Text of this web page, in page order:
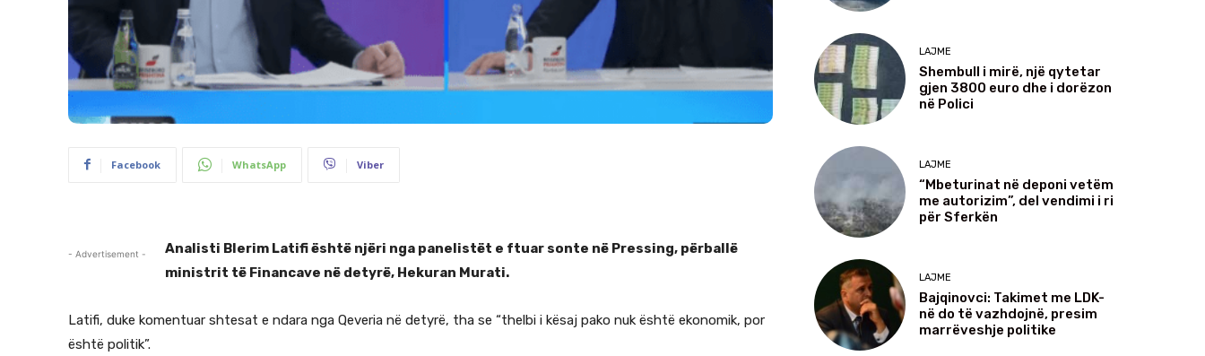
Facebook WhatsApp Viber
- Advertisement -
Analisti Blerim Latifi është njëri nga panelistët e ftuar sonte në Pressing, përballë
ministrit të Financave në detyrë, Hekuran Murati.
Latifi, duke komentuar shtesat e ndara nga Qeveria në detyrë, tha se “thelbi i kësaj pako nuk është ekonomik, por
është politik”.
LAJME
Shembull i mirë, një qytetar
gjen 3800 euro dhe i dorëzon
në Polici
LAJME
“Mbeturinat në deponi vetëm
me autorizim”, del vendimi i ri
për Sferkën
LAJME
Bajqinovci: Takimet me LDK-
në do të vazhdojnë, presim
marrëveshje politike